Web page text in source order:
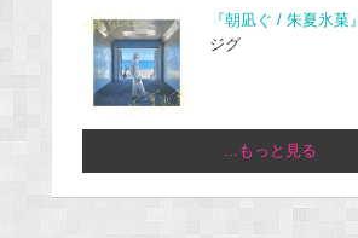
『朝凪ぐ / 朱夏氷菓』
ジグ
...もっと見る